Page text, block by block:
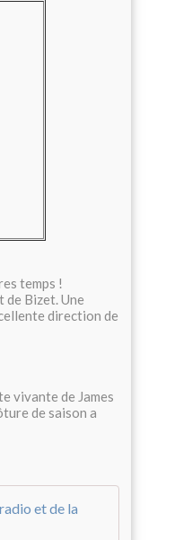
temps !
de Bizet. Une
direction de
vivante de James
de saison a